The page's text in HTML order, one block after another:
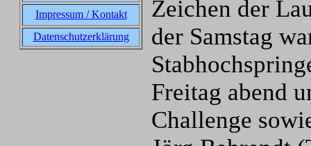
Impressum / Kontakt
Datenschutzerklärung
Zeichen der
der Samstag
Freitag abend
Challenge